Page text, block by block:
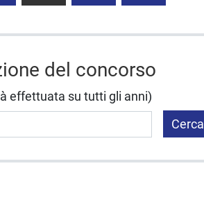
del concorso
effettuata su tutti gli anni)
Cerca